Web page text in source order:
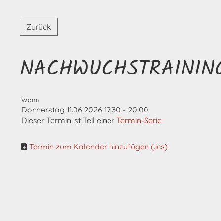
Zurück
Wann
Donnerstag 11.06.2026 17:30 - 20:00
Dieser Termin ist Teil einer Termin-Serie
Termin zum Kalender hinzufügen (.ics)